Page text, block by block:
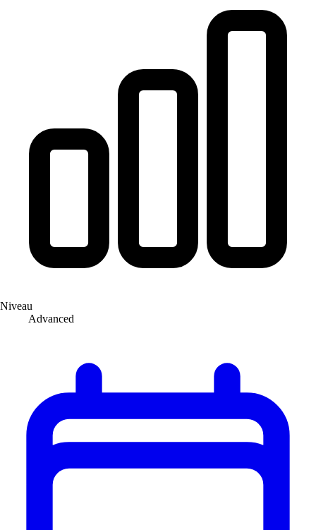
Niveau
Advanced